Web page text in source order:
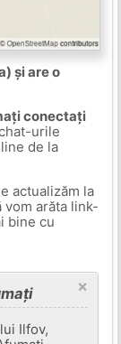
și are o
conectați
urile
de la
actualizăm la
arăta link-
bine cu
×
Ilfov,